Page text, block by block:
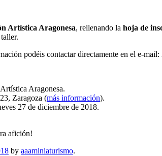
Artística Aragonesa, rellenando la hoja de
podéis contactar directamente en el e-mail:
Aragonesa.
Zaragoza (más información).
27 de diciembre de 2018.
afición!
by aaaminiaturismo.